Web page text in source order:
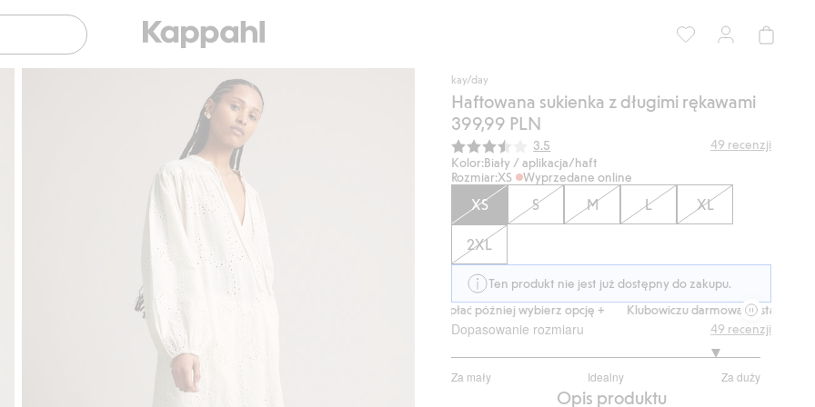
kay/day
Haftowana sukienka z długimi rękawami
399,99 PLN
Średnia ocena:
3.5 49 recenzji
Kolor:Biały / aplikacja/haft
Rozmiar:XS Wyprzedane online
XS S M L XL
2XL
Ten produkt nie jest już dostępny do zakupu.
Klubowiczu darmowa dostawa od 150 zł
Kup teraz, a zapłać później wybierz opcję + Klubowiczu darmowa dostawa od 150 zł
Dopasowanie rozmiaru
Za mały Idealny Za duży
na
49 recenzji
Opis produktu